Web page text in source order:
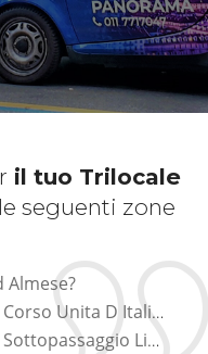
il tuo Trilocale
seguenti zone
Vendere o Affittare in Corso Unita D Italia?
Vendere o Affittare in Sottopassaggio Lingotto?